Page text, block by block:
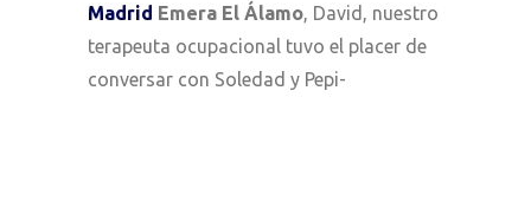
Madrid Emera El Álamo, David, nuestro
terapeuta ocupacional tuvo el placer de
conversar con Soledad y Pepi-